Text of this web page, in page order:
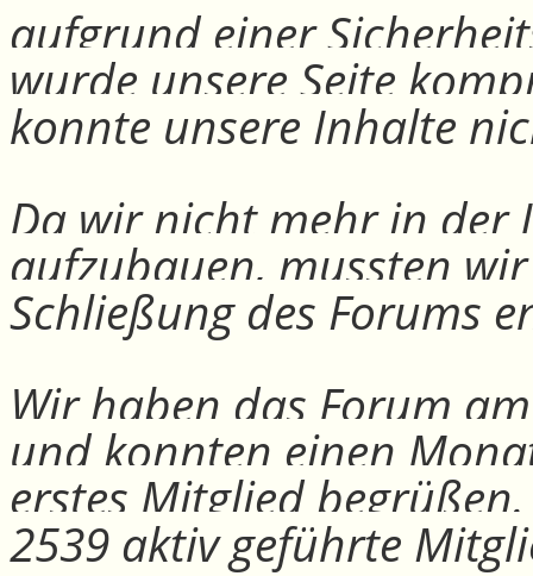
aufgrund einer
wurde unsere Seite
konnte unsere Inhalte
Da wir nicht mehr in der
aufzubauen, mussten
Schließung des Forums
Wir haben das Forum
und konnten einen
erstes Mitglied
2539 aktiv geführte